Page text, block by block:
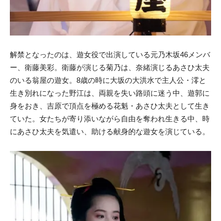
解禁となったのは、遊女役で出演している元乃木坂46メンバ
ー、衛藤美彩。衛藤が演じる菊乃は、奈緒演じるあさひ太夫
のいる翁屋の遊女。8歳の時に大坂の大洪水で主人公・澪と
生き別れになった野江は、両親を失い路頭に迷う中、遊郭に
身をおき、吉原で頂点を極める花魁・あさひ太夫として生き
ていた。女たちが寄り添いながら自由を奪われ生きる中、時
にあさひ太夫を気遣い、助ける献身的な遊女を演じている。